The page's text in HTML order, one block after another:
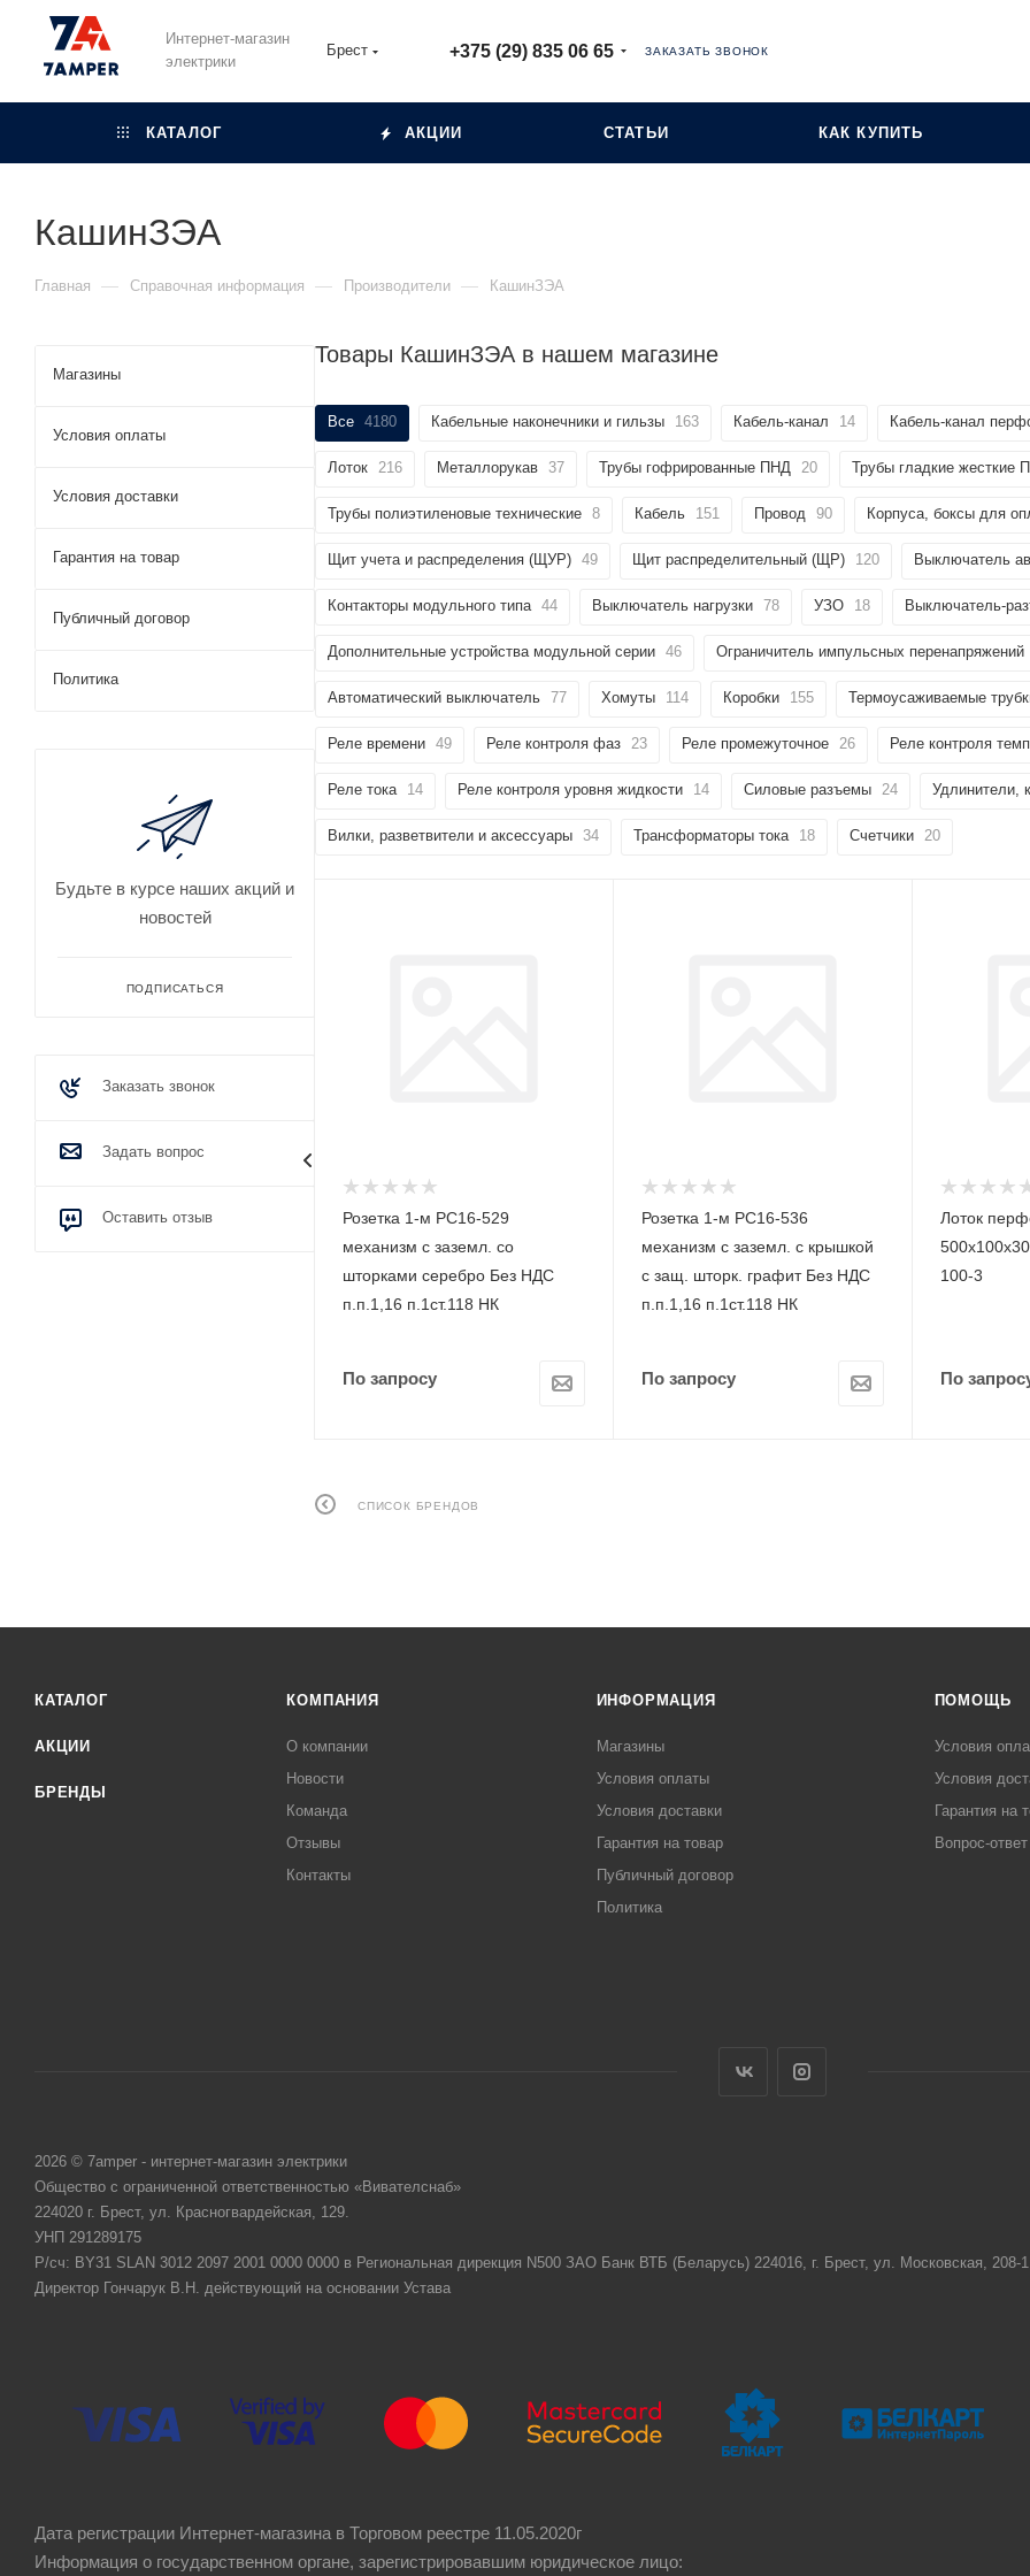
Интернет-магазин
электрики
Брест +375 (29) 835 06 65 ЗАКАЗАТЬ ЗВОНОК
КАТАЛОГ АКЦИИ СТАТЬИ КАК КУПИТЬ
КашинЗЭА
Главная — Справочная информация — Производители — КашинЗЭА
Товары КашинЗЭА в нашем магазине
Все 4180 Кабельные наконечники и гильзы 163 Кабель-канал 14 Кабель-канал
Лоток 216 Металлорукав 37 Трубы гофрированные ПНД 20 Трубы гладкие жесткие
Трубы полиэтиленовые технические 8 Кабель 151 Провод 90 Корпуса, боксы для
Щит учета и распределения (ЩУР) 49 Щит распределительный (ЩР) 120 Выключатель
Контакторы модульного типа 44 Выключатель нагрузки 78 УЗО 18 Выключатель-
Дополнительные устройства модульной серии 46 Ограничитель импульсных перенапряжений
Автоматический выключатель 77 Хомуты 114 Коробки 155 Термоусаживаемые
Реле времени 49 Реле контроля фаз 23 Реле промежуточное 26 Реле контроля
Реле тока 14 Реле контроля уровня жидкости 14 Силовые разъемы 24 Удлинители,
Вилки, разветвители и аксессуары 34 Трансформаторы тока 18 Счетчики 20
Изолента ПВХ 0,15 x 19 мм х 20
Розетка 1-м РС16-529
механизм с заземл. со
шторками серебро Без НДС
п.п.1,16 п.1ст.118 НК
По запросу
Розетка 1-м РС16-536
механизм с заземл. с крышкой
с защ. шторк. графит Без НДС
п.п.1,16 п.1ст.118 НК
По запросу
Лоток
100-3
По
СПИСОК БРЕНДОВ
Магазины
Условия оплаты
Условия доставки
Гарантия на товар
Публичный договор
Политика
Будьте в курсе наших акций и
новостей
ПОДПИСАТЬСЯ
Заказать звонок
Задать вопрос
Оставить отзыв
КАТАЛОГ
АКЦИИ
БРЕНДЫ
КОМПАНИЯ
О компании
Новости
Команда
Отзывы
Контакты
ИНФОРМАЦИЯ
Магазины
Условия оплаты
Условия доставки
Гарантия на товар
Публичный договор
Политика
ПОМОЩЬ
Условия
Условия
Гарантия на
Вопрос-ответ
2026 © 7amper - интернет-магазин электрики
Общество с ограниченной ответственностью «Вивателснаб»
224020 г. Брест, ул. Красногвардейская, 129.
УНП 291289175
Р/сч: BY31 SLAN 3012 2097 2001 0000 0000 в Региональная дирекция N500 ЗАО Банк ВТБ (Беларусь) 224016, г. Брест, ул. Московская,
Директор Гончарук В.Н. действующий на основании Устава
Дата регистрации Интернет-магазина в Торговом реестре 11.05.2020г
Информация о государственном органе, зарегистрировавшим юридическое лицо: